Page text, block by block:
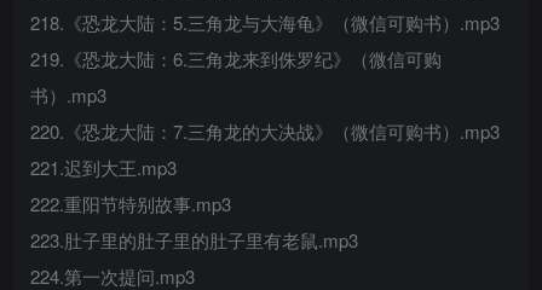
218.《恐龙大陆：5.三角龙与大海龟》（微信可购书）.mp3
219.《恐龙大陆：6.三角龙来到侏罗纪》（微信可购
书）.mp3
220.《恐龙大陆：7.三角龙的大决战》（微信可购书）.mp3
221.迟到大王.mp3
222.重阳节特别故事.mp3
223.肚子里的肚子里的肚子里有老鼠.mp3
224.第一次提问.mp3